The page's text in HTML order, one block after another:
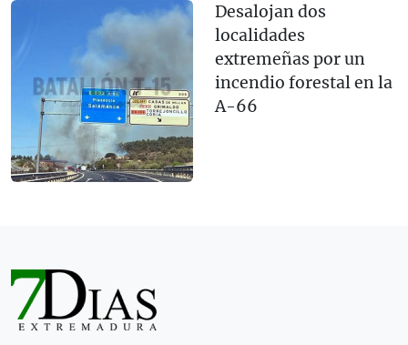
Desalojan dos
localidades
extremeñas por un
incendio forestal en la
A-66